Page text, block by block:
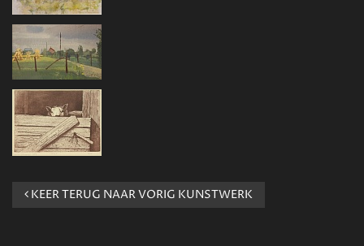
KEER TERUG NAAR VORIG KUNSTWERK